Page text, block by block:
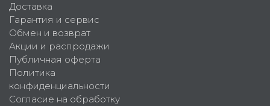
Доставка
Гарантия и сервис
Обмен и возврат
Акции и распродажи
Публичная оферта
Политика
конфиденциальности
Согласие на обработку